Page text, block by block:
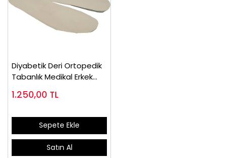
Diyabetik Deri Ortopedik
Tabanlık Medikal Erkek
1.250,00 TL
Sepete Ekle
Satın Al